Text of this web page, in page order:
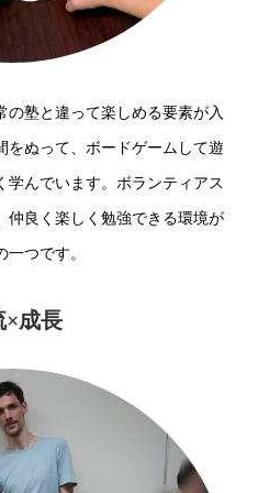
塾と違って楽しめる要素が入
をぬって、ボードゲームして遊
学んでいます。ボランティアス
仲良く楽しく勉強できる環境が
つです。
×成長